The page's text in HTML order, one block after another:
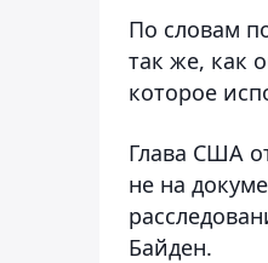
По словам
так же, как
которое
Глава США
не на
Байден.